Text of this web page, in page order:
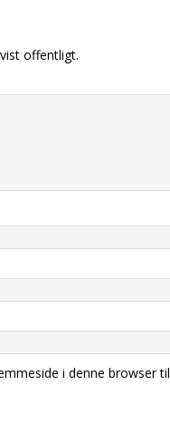
offentligt.
i denne browser